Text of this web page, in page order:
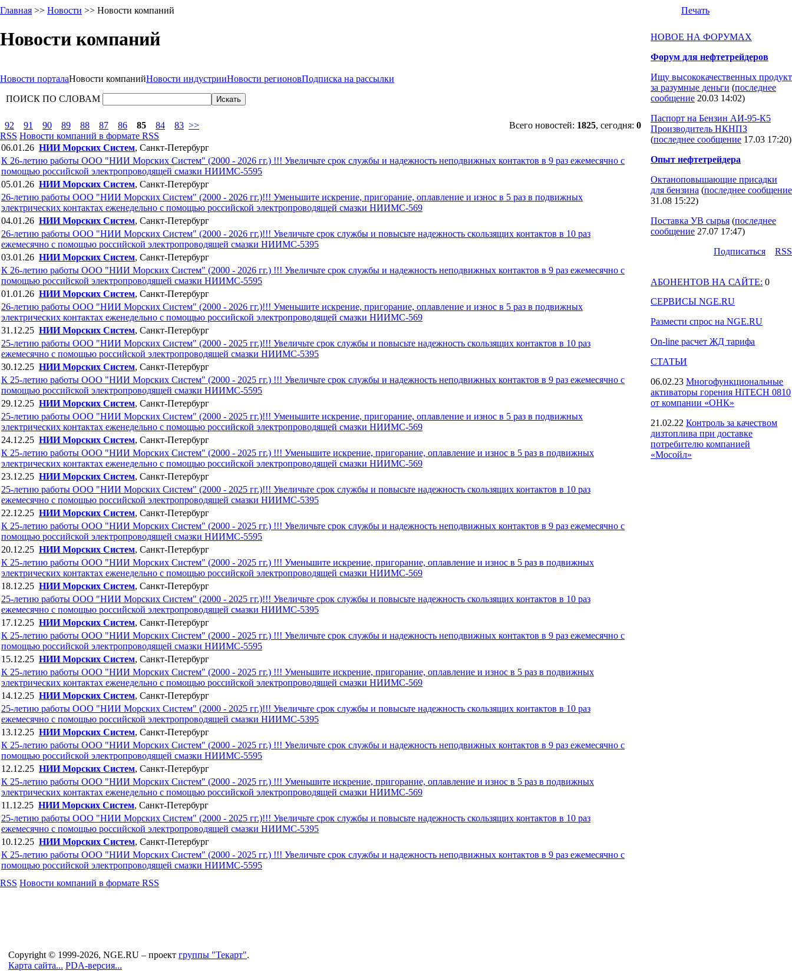
Главная >> Новости >> Новости компаний Печать
Новости компаний
Новости порталаНовости компанийНовости индустрииНовости регионовПодписка на рассылки
ПОИСК ПО СЛОВАМ
92 91 90 89 88 87 86 85 84 83 >> Всего новостей: 1825, сегодня: 0
RSS Новости компаний в формате RSS
06.01.26 НИИ Морских Систем, Санкт-Петербург
К 26-летию работы ООО "НИИ Морских Систем" (2000 - 2026 гг.) !!! Увеличьте срок службы и надежность неподвижных контактов в 9 раз ежемесячно с
помощью российской электропроводящей смазки НИИМС-5595
05.01.26 НИИ Морских Систем, Санкт-Петербург
26-летию работы ООО "НИИ Морских Систем" (2000 - 2026 гг.)!!! Уменьшите искрение, пригорание, оплавление и износ в 5 раз в подвижных
электрических контактах еженедельно с помощью российской электропроводящей смазки НИИМС-569
04.01.26 НИИ Морских Систем, Санкт-Петербург
26-летию работы ООО "НИИ Морских Систем" (2000 - 2026 гг.)!!! Увеличьте срок службы и повысьте надежность скользящих контактов в 10 раз
ежемесячно с помощью российской электропроводящей смазки НИИМС-5395
03.01.26 НИИ Морских Систем, Санкт-Петербург
К 26-летию работы ООО "НИИ Морских Систем" (2000 - 2026 гг.) !!! Увеличьте срок службы и надежность неподвижных контактов в 9 раз ежемесячно с
помощью российской электропроводящей смазки НИИМС-5595
01.01.26 НИИ Морских Систем, Санкт-Петербург
26-летию работы ООО "НИИ Морских Систем" (2000 - 2026 гг.)!!! Уменьшите искрение, пригорание, оплавление и износ в 5 раз в подвижных
электрических контактах еженедельно с помощью российской электропроводящей смазки НИИМС-569
31.12.25 НИИ Морских Систем, Санкт-Петербург
25-летию работы ООО "НИИ Морских Систем" (2000 - 2025 гг.)!!! Увеличьте срок службы и повысьте надежность скользящих контактов в 10 раз
ежемесячно с помощью российской электропроводящей смазки НИИМС-5395
30.12.25 НИИ Морских Систем, Санкт-Петербург
К 25-летию работы ООО "НИИ Морских Систем" (2000 - 2025 гг.) !!! Увеличьте срок службы и надежность неподвижных контактов в 9 раз ежемесячно с
помощью российской электропроводящей смазки НИИМС-5595
29.12.25 НИИ Морских Систем, Санкт-Петербург
25-летию работы ООО "НИИ Морских Систем" (2000 - 2025 гг.)!!! Уменьшите искрение, пригорание, оплавление и износ в 5 раз в подвижных
электрических контактах еженедельно с помощью российской электропроводящей смазки НИИМС-569
24.12.25 НИИ Морских Систем, Санкт-Петербург
К 25-летию работы ООО "НИИ Морских Систем" (2000 - 2025 гг.) !!! Уменьшите искрение, пригорание, оплавление и износ в 5 раз в подвижных
электрических контактах еженедельно с помощью российской электропроводящей смазки НИИМС-569
23.12.25 НИИ Морских Систем, Санкт-Петербург
25-летию работы ООО "НИИ Морских Систем" (2000 - 2025 гг.)!!! Увеличьте срок службы и повысьте надежность скользящих контактов в 10 раз
ежемесячно с помощью российской электропроводящей смазки НИИМС-5395
22.12.25 НИИ Морских Систем, Санкт-Петербург
К 25-летию работы ООО "НИИ Морских Систем" (2000 - 2025 гг.) !!! Увеличьте срок службы и надежность неподвижных контактов в 9 раз ежемесячно с
помощью российской электропроводящей смазки НИИМС-5595
20.12.25 НИИ Морских Систем, Санкт-Петербург
К 25-летию работы ООО "НИИ Морских Систем" (2000 - 2025 гг.) !!! Уменьшите искрение, пригорание, оплавление и износ в 5 раз в подвижных
электрических контактах еженедельно с помощью российской электропроводящей смазки НИИМС-569
18.12.25 НИИ Морских Систем, Санкт-Петербург
25-летию работы ООО "НИИ Морских Систем" (2000 - 2025 гг.)!!! Увеличьте срок службы и повысьте надежность скользящих контактов в 10 раз
ежемесячно с помощью российской электропроводящей смазки НИИМС-5395
17.12.25 НИИ Морских Систем, Санкт-Петербург
К 25-летию работы ООО "НИИ Морских Систем" (2000 - 2025 гг.) !!! Увеличьте срок службы и надежность неподвижных контактов в 9 раз ежемесячно с
помощью российской электропроводящей смазки НИИМС-5595
15.12.25 НИИ Морских Систем, Санкт-Петербург
К 25-летию работы ООО "НИИ Морских Систем" (2000 - 2025 гг.) !!! Уменьшите искрение, пригорание, оплавление и износ в 5 раз в подвижных
электрических контактах еженедельно с помощью российской электропроводящей смазки НИИМС-569
14.12.25 НИИ Морских Систем, Санкт-Петербург
25-летию работы ООО "НИИ Морских Систем" (2000 - 2025 гг.)!!! Увеличьте срок службы и повысьте надежность скользящих контактов в 10 раз
ежемесячно с помощью российской электропроводящей смазки НИИМС-5395
13.12.25 НИИ Морских Систем, Санкт-Петербург
К 25-летию работы ООО "НИИ Морских Систем" (2000 - 2025 гг.) !!! Увеличьте срок службы и надежность неподвижных контактов в 9 раз ежемесячно с
помощью российской электропроводящей смазки НИИМС-5595
12.12.25 НИИ Морских Систем, Санкт-Петербург
К 25-летию работы ООО "НИИ Морских Систем" (2000 - 2025 гг.) !!! Уменьшите искрение, пригорание, оплавление и износ в 5 раз в подвижных
электрических контактах еженедельно с помощью российской электропроводящей смазки НИИМС-569
11.12.25 НИИ Морских Систем, Санкт-Петербург
25-летию работы ООО "НИИ Морских Систем" (2000 - 2025 гг.)!!! Увеличьте срок службы и повысьте надежность скользящих контактов в 10 раз
ежемесячно с помощью российской электропроводящей смазки НИИМС-5395
10.12.25 НИИ Морских Систем, Санкт-Петербург
К 25-летию работы ООО "НИИ Морских Систем" (2000 - 2025 гг.) !!! Увеличьте срок службы и надежность неподвижных контактов в 9 раз ежемесячно с
помощью российской электропроводящей смазки НИИМС-5595
RSS Новости компаний в формате RSS
НОВОЕ НА ФОРУМАХ
Форум для нефтетрейдеров
Ищу высококачественных продукт
за разумные деньги (последнее
сообщение 20.03 14:02)
Паспорт на Бензин АИ-95-К5
Производитель НКНПЗ
(последнее сообщение 17.03 17:20)
Опыт нефтетрейдера
Октаноповышающие присадки
для бензина (последнее сообщение
31.08 15:22)
Поставка УВ сырья (последнее
сообщение 27.07 17:47)
Подпиcаться
RSS
АБОНЕНТОВ НА САЙТЕ: 0
СЕРВИСЫ NGE.RU
Размести спрос на NGE.RU
On-line расчет ЖД тарифа
СТАТЬИ
06.02.23 Многофункциональные
активаторы горения HiTECH 0810
от компании «ОНК»
21.02.22 Контроль за качеством
дизтоплива при доставке
потребителю компанией
«Мосойл»
Copyright © 1999-2026, NGE.RU – проект группы "Текарт".
Карта сайта... PDA-версия...